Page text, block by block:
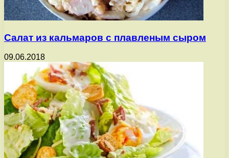
Салат из кальмаров с плавленым сыром
09.06.2018